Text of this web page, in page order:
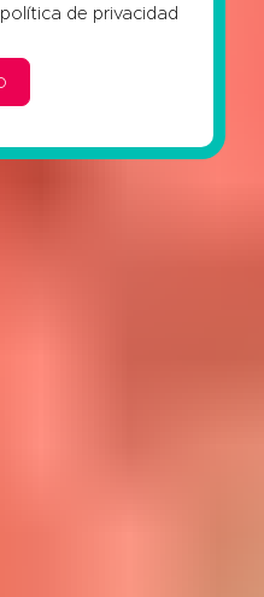
política de privacidad